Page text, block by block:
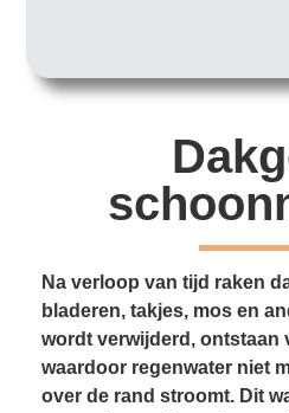
Na verloop van tijd raken
bladeren, takjes, mos en
wordt verwijderd, ontstaan
waardoor regenwater niet
over de rand stroomt. Dit